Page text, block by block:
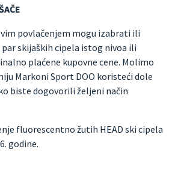
povlačenjem mogu izabrati ili
skijaških cipela istog nivoa ili
plaćene kupovne cene. Molimo
Markoni Sport DOO koristeći dole
biste dogovorili željeni način
fluorescentno žutih HEAD ski cipela
godine.